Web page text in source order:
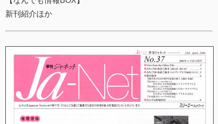
新刊紹介ほか